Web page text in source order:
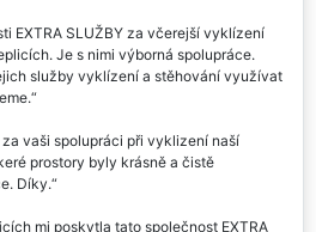
EXTRA SLUŽBY za včerejší vyklízení
Je s nimi výborná spolupráce.
služby vyklízení a stěhování využívat
vaši spolupráci při vyklizení naší
prostory byly krásně a čistě
Díky.
mi poskytla tato společnost EXTRA